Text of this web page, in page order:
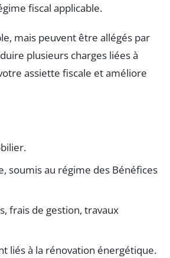
fiscal applicable.
mais peuvent être allégés par
plusieurs charges liées à
assiette fiscale et améliore
soumis au régime des Bénéfices
frais de gestion, travaux
liés à la rénovation énergétique.